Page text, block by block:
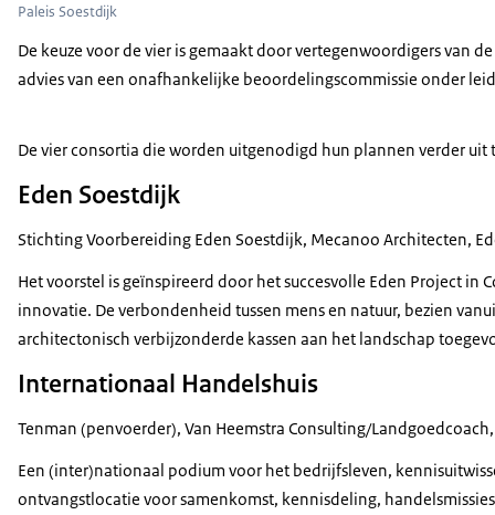
Paleis Soestdijk
De keuze voor de vier is gemaakt door vertegenwoordigers van
advies van een onafhankelijke beoordelingscommissie onder
De vier consortia die worden uitgenodigd hun plannen verder
Eden Soestdijk
Stichting Voorbereiding Eden Soestdijk, Mecanoo Architecten,
Het voorstel is geïnspireerd door het succesvolle Eden Project
innovatie. De verbondenheid tussen mens en natuur, bezien
architectonisch verbijzonderde kassen aan het landschap
Internationaal Handelshuis
Tenman (penvoerder), Van Heemstra Consulting/
Een (inter)nationaal podium voor het bedrijfsleven,
ontvangstlocatie voor samenkomst, kennisdeling,